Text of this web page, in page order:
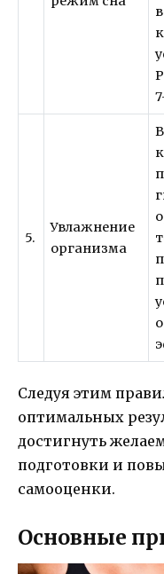
5.
Увлажнение
организма
Следуя этим
оптимальных
достигнуть
подготовки и
самооценки.
Основные